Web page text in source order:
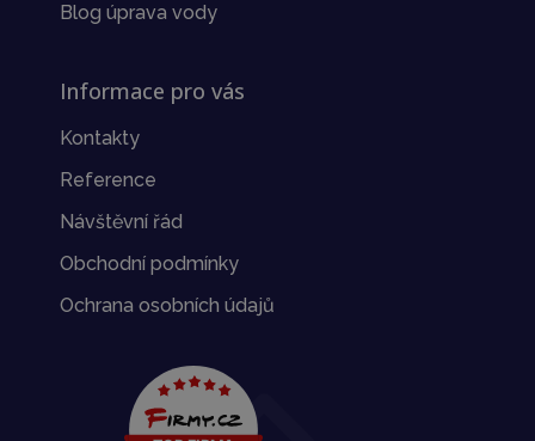
Blog úprava vody
Informace pro vás
Kontakty
Reference
Návštěvní řád
Obchodní podmínky
Ochrana osobních údajů